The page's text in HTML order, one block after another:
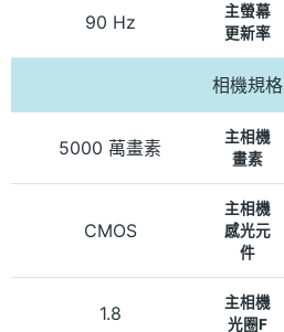
90 Hz
主螢幕
更新率
相機規格
5000 萬畫素
主相機
畫素
CMOS
主相機
感光元
件
1.8
主相機
光圈F